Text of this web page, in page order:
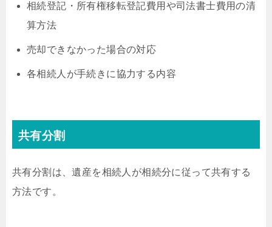
相続登記・所有権移転登記費用や司法書士費用の清
算方法
売却できなかった場合の対応
各相続人が手続きに協力する内容
共有分割
共有分割は、遺産を相続人が相続分に従って共有する
方法です。